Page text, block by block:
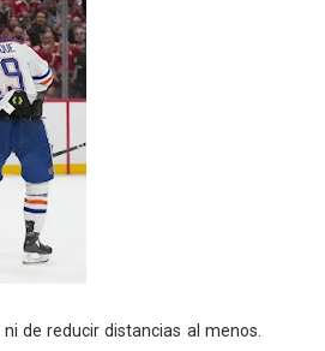
de reducir distancias al menos.